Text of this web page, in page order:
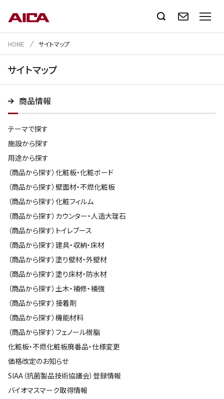
HOME サイトマップ
サイトマップ
商品情報
テーマで探す
施設から探す
用途から探す
（商品から探す）化粧板・化粧ボード
（商品から探す）壁面材・不燃化粧板
（商品から探す）化粧フィルム
（商品から探す）カウンター・人造大理石
（商品から探す）トイレブース
（商品から探す）建具・収納・床材
（商品から探す）塗り壁材・外壁材
（商品から探す）塗り床材・防水材
（商品から探す）土木・補修・補強
（商品から探す）接着剤
（商品から探す）機能材料
（商品から探す）フェノール樹脂
化粧板・不燃化粧板廃番品・仕様変更
価格改定のお知らせ
SIAA（抗菌製品技術協議会）登録情報
バイオマスマーク取得情報